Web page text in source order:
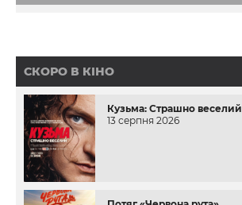
СКОРО В КІНО
Кузьма: Страшно веселий
13 серпня 2026